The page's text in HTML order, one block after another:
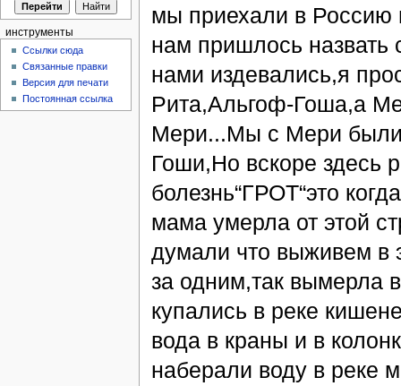
мы приехали в Россию
нам пришлось назвать
нами издевались,я
Рита,Альгоф-Гоша,а
Мери...Мы с Мери были
Гоши,Но вскоре здесь
болезнь“ГРОТ“это
мама умерла от этой
думали что выживем в
за одним,так вымерла
купались в реке
вода в краны и в
наберали воду в реке
инструменты
Ссылки сюда
Связанные правки
Версия для печати
Постоянная ссылка